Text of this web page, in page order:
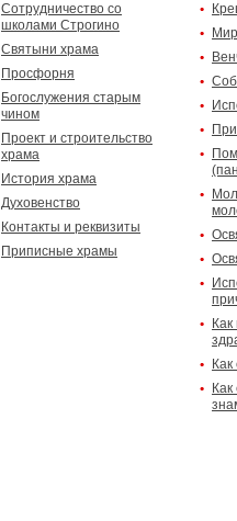
Сотрудничество со
школами Строгино
Святыни храма
Просфорня
Богослужения старым
чином
Проект и строительство
храма
История храма
Духовенство
Контакты и реквизиты
Приписные храмы
Как